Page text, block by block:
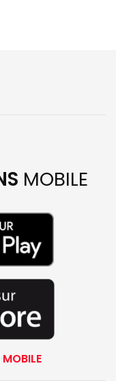
MOBILE
MOBILE